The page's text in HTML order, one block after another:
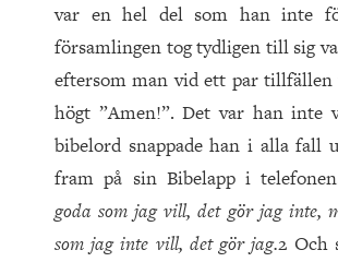
var en hel del som han inte
församlingen tog tydligen till sig
eftersom man vid ett par
högt ”Amen!”. Det var han inte
bibelord snappade han i alla fall
fram på sin Bibelapp i
goda som jag vill, det gör jag inte,
som jag inte vill, det gör jag.2 Och